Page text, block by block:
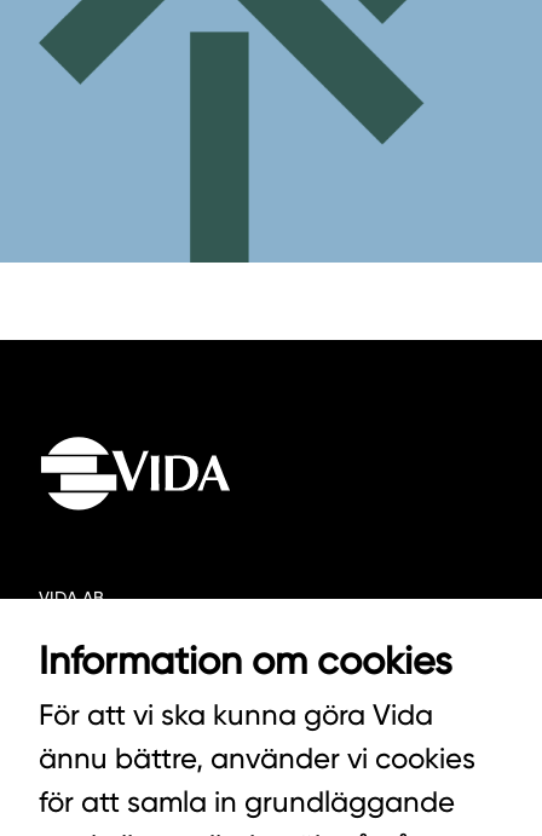
VIDA AB
342 21 ALVESTA
VÄXEL HUVUDKONTORET: 0472-439 00
VÄXEL PELLETS/STALLSTRÖ: 0393-216 50
Information om cookies
För att vi ska kunna göra Vida
ännu bättre, använder vi cookies
för att samla in grundläggande